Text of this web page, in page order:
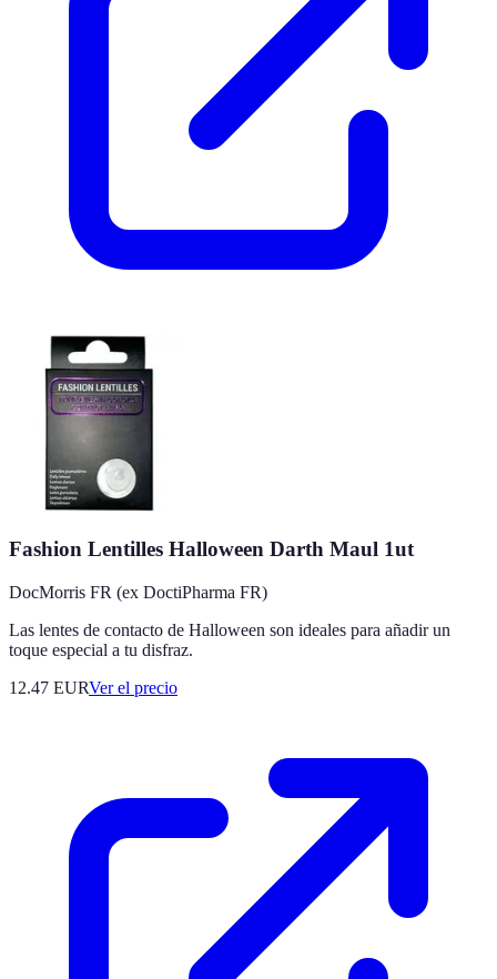
Fashion Lentilles Halloween Darth Maul 1ut
DocMorris FR (ex DoctiPharma FR)
Las lentes de contacto de Halloween son ideales para añadir un
toque especial a tu disfraz.
12.47 EURVer el precio